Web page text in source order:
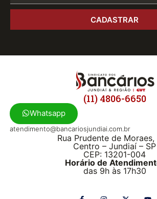
CADASTRAR
(11) 4806-6650
Whatsapp
atendimento@bancariosjundiai.com.br
Rua Prudente de
Centro – Jundiaí – SP
CEP: 13201-004
Horário de
das 9h às 17h30